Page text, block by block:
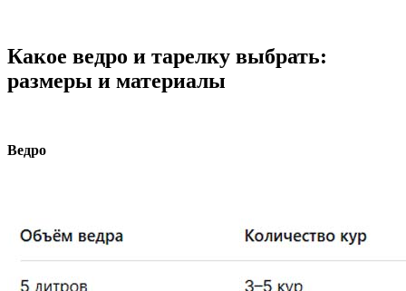
Какое ведро и тарелку выбрать:
размеры и материалы
Ведро